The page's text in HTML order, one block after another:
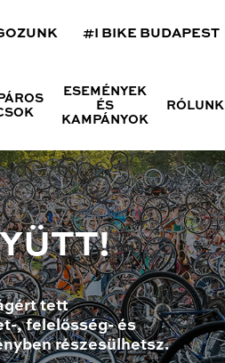
#I BIKE BUDAPEST
ESEMÉNYEK
ÉS
KAMPÁNYOK
RÓLUNK
tett
, felelősség- és
részesülhetsz.